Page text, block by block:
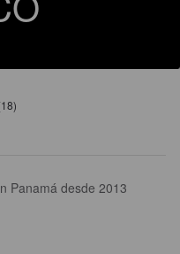
Panamá desde 2013